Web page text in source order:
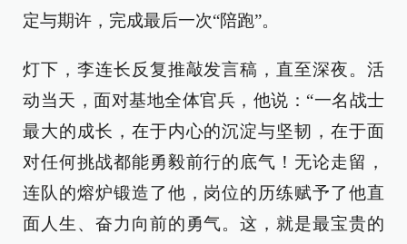
定与期许，完成最后一次“陪跑”。
灯下，李连长反复推敲发言稿，直至深夜。活
动当天，面对基地全体官兵，他说：“一名战士
最大的成长，在于内心的沉淀与坚韧，在于面
对任何挑战都能勇毅前行的底气！无论走留，
连队的熔炉锻造了他，岗位的历练赋予了他直
面人生、奋力向前的勇气。这，就是最宝贵的